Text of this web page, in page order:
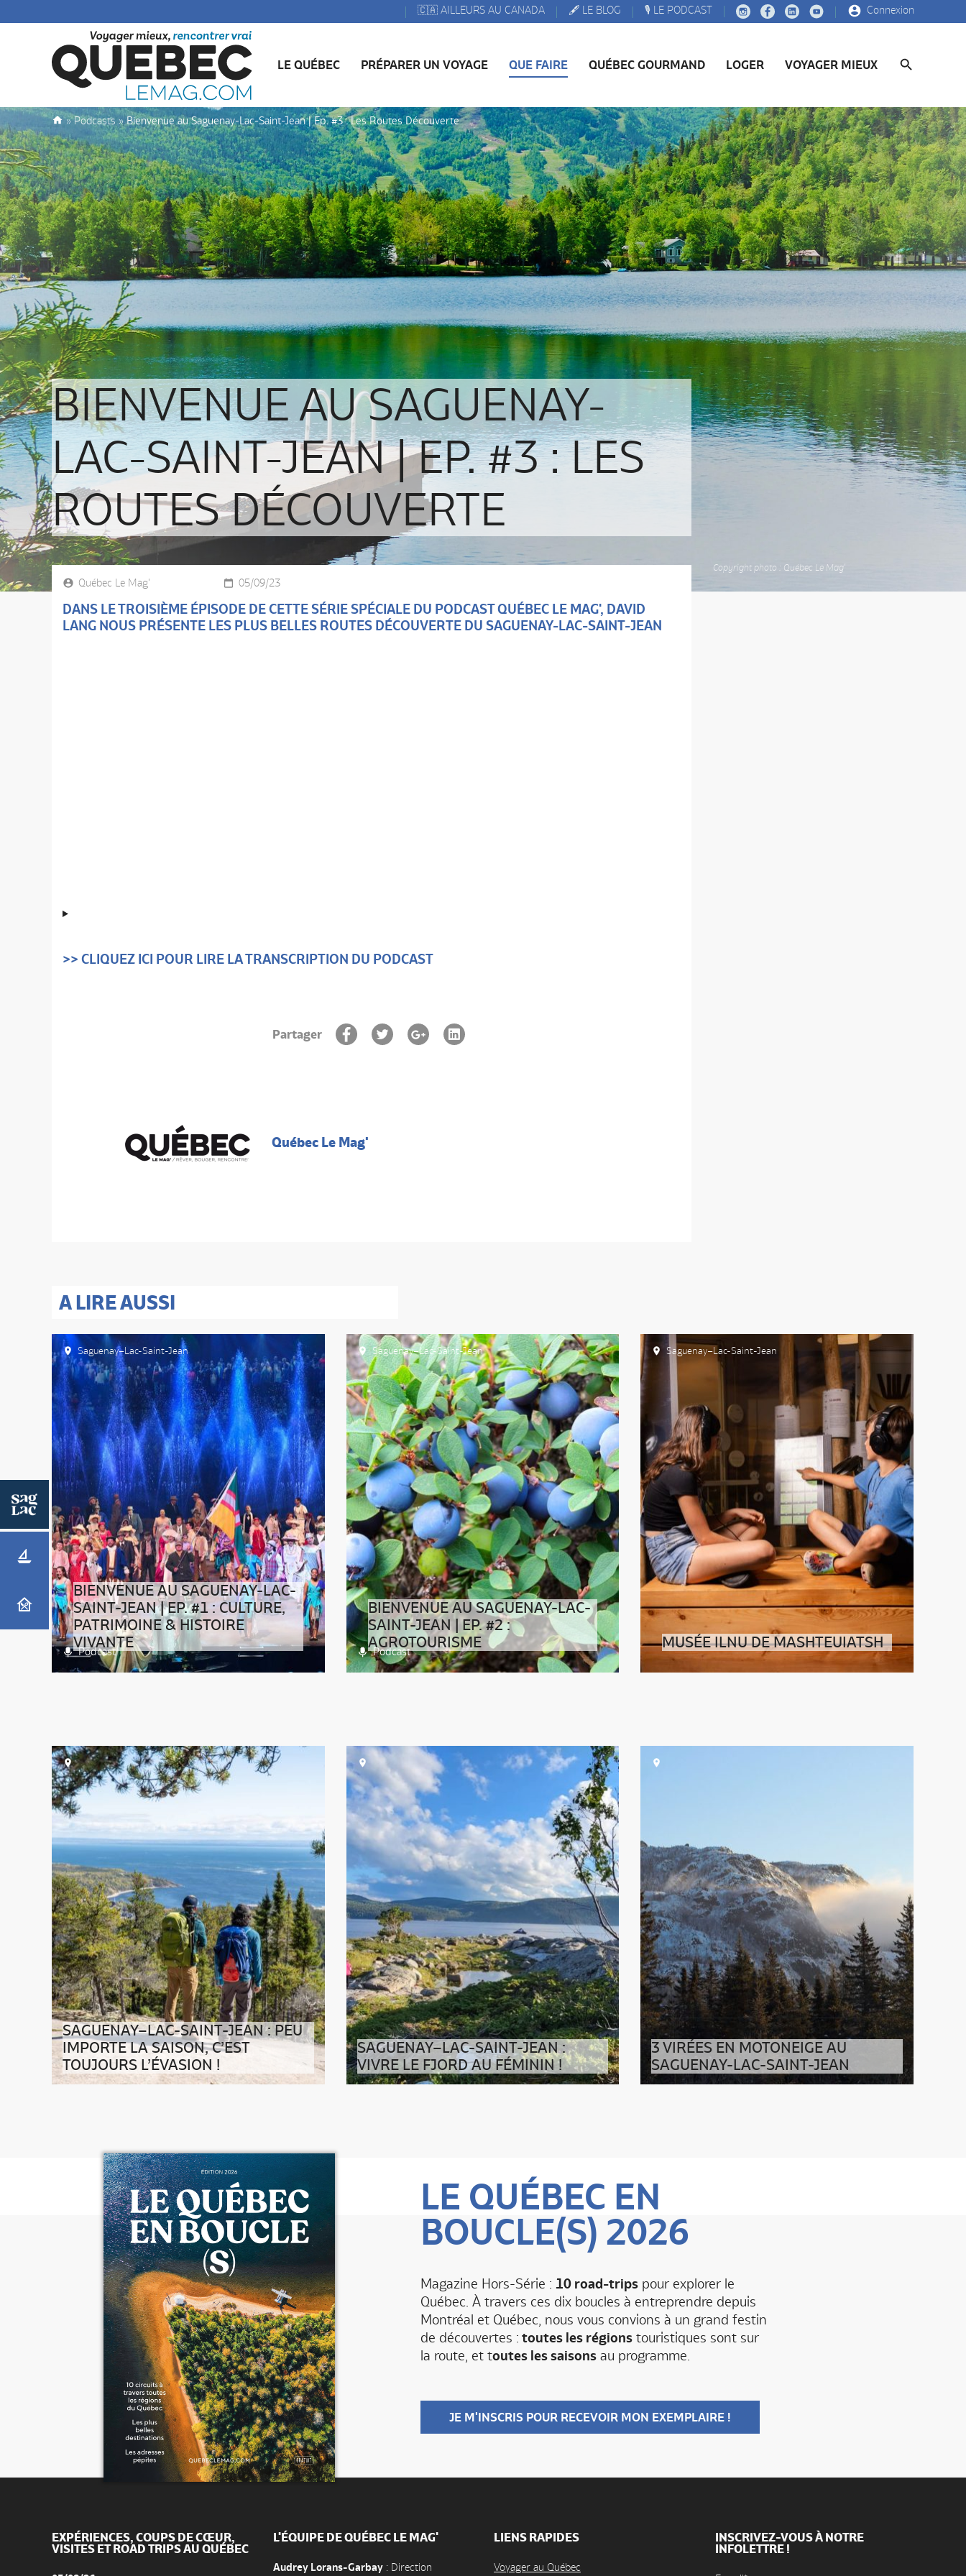
🇨🇦 AILLEURS AU CANADA 🖋️ LE BLOG 🎙️ LE PODCAST Connexion
LE QUÉBEC PRÉPARER UN VOYAGE QUE FAIRE QUÉBEC GOURMAND LOGER VOYAGER MIEUX
»Podcasts »Bienvenue au Saguenay-Lac-Saint-Jean | Ep. #3 : Les Routes Découverte
BIENVENUE AU SAGUENAY-
LAC-SAINT-JEAN | EP. #3 : LES
ROUTES DÉCOUVERTE
Québec Le Mag' 05/09/23
DANS LE TROISIÈME ÉPISODE DE CETTE SÉRIE SPÉCIALE DU PODCAST QUÉBEC LE MAG', DAVID
LANG NOUS PRÉSENTE LES PLUS BELLES ROUTES DÉCOUVERTE DU SAGUENAY-LAC-SAINT-JEAN
>> CLIQUEZ ICI POUR LIRE LA TRANSCRIPTION DU PODCAST
Partager
Québec Le Mag'
Copyright photo : Québec Le Mag'
A LIRE AUSSI
Saguenay–Lac-Saint-Jean
Podcast
BIENVENUE AU SAGUENAY-LAC-
SAINT-JEAN | EP. #1 : CULTURE,
PATRIMOINE & HISTOIRE
VIVANTE
Saguenay–Lac-Saint-Jean
Podcast
BIENVENUE AU SAGUENAY-LAC-
SAINT-JEAN | EP. #2 :
AGROTOURISME
Saguenay–Lac-Saint-Jean
MUSÉE ILNU DE MASHTEUIATSH
SAGUENAY–LAC-SAINT-JEAN : PEU
IMPORTE LA SAISON, C’EST
TOUJOURS L’ÉVASION !
SAGUENAY–LAC-SAINT-JEAN :
VIVRE LE FJORD AU FÉMININ !
3 VIRÉES EN MOTONEIGE AU
SAGUENAY-LAC-SAINT-JEAN
LE QUÉBEC EN
BOUCLE(S) 2026
Magazine Hors-Série : 10 road-tripspour explorer le
Québec. À travers ces dix boucles à entreprendre depuis
Montréal et Québec, nous vous convions à un grand festin
de découvertes : toutes les régionstouristiques sont sur
la route, et toutes les saisonsau programme.
JE M'INSCRIS POUR RECEVOIR MON EXEMPLAIRE !
EXPÉRIENCES, COUPS DE CŒUR,
VISITES ET ROAD TRIPS AU QUÉBEC
L'ÉQUIPE DE QUÉBEC LE MAG'
Audrey Lorans-Garbay: Direction
LIENS RAPIDES
Voyager au Québec
INSCRIVEZ-VOUS À NOTRE
INFOLETTRE !